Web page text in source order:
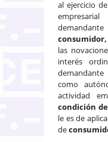
al ejercicio
consumidor,
las
interés
como
actividad
condición
le es de
de